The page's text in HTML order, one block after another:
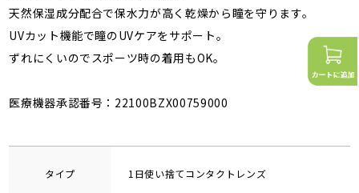
天然保湿成分配合で保水力が高く乾燥から瞳を守ります。
UVカット機能で瞳のUVケアをサポート。
ずれにくいのでスポーツ時の着用もOK。
医療機器承認番号：22100BZX00759000
タイプ 1日使い捨てコンタクトレンズ